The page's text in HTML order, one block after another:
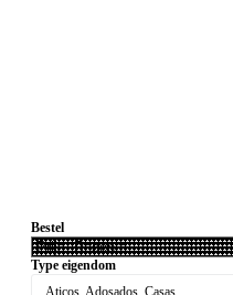
Bestel
Type eigendom
Aticos, Adosados, Casas....